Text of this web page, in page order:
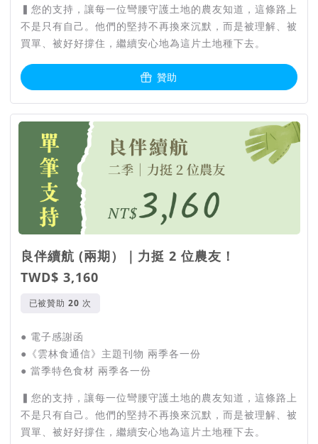
▍您的支持，讓每一位彎腰守護土地的農友知道，這條路上
不是只有自己。他們的堅持不再換來沉默，而是被理解、被
買單、被好好撐住，繼續安心地為這片土地種下去。
贊助
良伴續航 (兩期）｜力挺 2 位農友！
TWD$ 3,160
已被贊助 次
● 電子感謝函
●《雲林食通信》主題刊物 兩季各一份
● 當季特色食材 兩季各一份
▍您的支持，讓每一位彎腰守護土地的農友知道，這條路上
不是只有自己。他們的堅持不再換來沉默，而是被理解、被
買單、被好好撐住，繼續安心地為這片土地種下去。